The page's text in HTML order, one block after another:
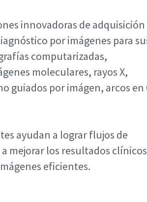
innovadoras de adquisición
por imágenes para
computarizadas,
moleculares, rayos X,
guiados por imágen, arcos en
ayudan a lograr flujos de
mejorar los resultados
eficientes.